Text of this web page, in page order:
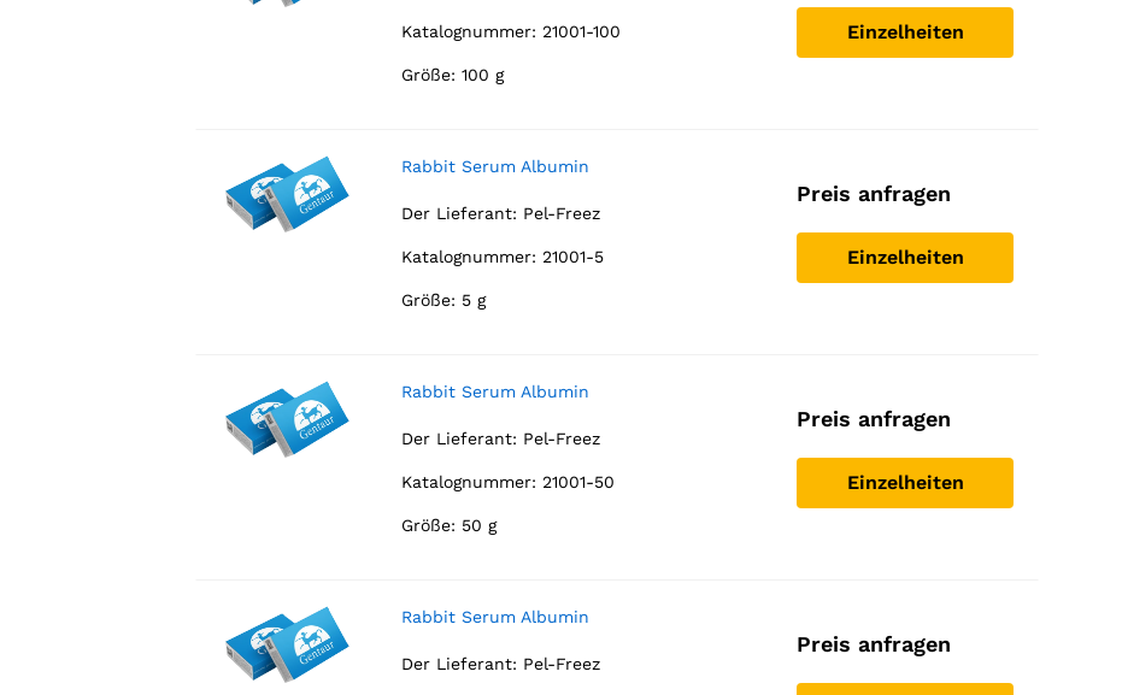
Katalognummer: 21001-100
Größe: 100 g
Einzelheiten
Rabbit Serum Albumin
Der Lieferant: Pel-Freez
Katalognummer: 21001-5
Größe: 5 g
Preis anfragen
Einzelheiten
Rabbit Serum Albumin
Der Lieferant: Pel-Freez
Katalognummer: 21001-50
Größe: 50 g
Preis anfragen
Einzelheiten
Rabbit Serum Albumin
Der Lieferant: Pel-Freez
Preis anfragen